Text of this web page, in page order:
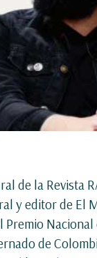
de la Revista
y editor de El
Premio
de